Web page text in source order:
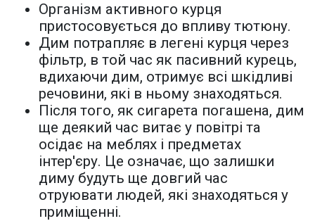
Організм активного курця
пристосовується до впливу тютюну.
Дим потрапляє в легені курця через
фільтр, в той час як пасивний курець,
вдихаючи дим, отримує всі шкідливі
речовини, які в ньому знаходяться.
Після того, як сигарета погашена, дим
ще деякий час витає у повітрі та
осідає на меблях і предметах
інтер'єру. Це означає, що залишки
диму будуть ще довгий час
отруювати людей, які знаходяться у
приміщенні.